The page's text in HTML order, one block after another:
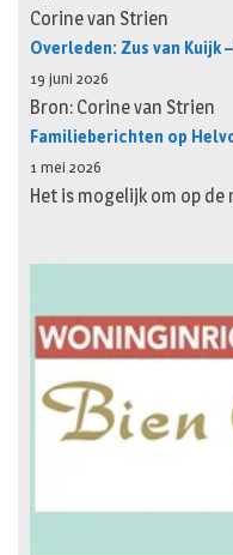
Corine van Strien
Overleden: Zus van Kuijk
19 juni 2026
Bron: Corine van Strien
Familieberichten op
1 mei 2026
Het is mogelijk om op